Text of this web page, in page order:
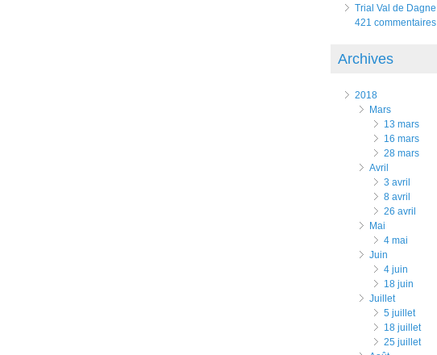
Trial Val de Dagne
421 commentaires
Archives
2018
mars
13 mars
16 mars
28 mars
avril
3 avril
8 avril
26 avril
mai
4 mai
juin
4 juin
18 juin
juillet
5 juillet
18 juillet
25 juillet